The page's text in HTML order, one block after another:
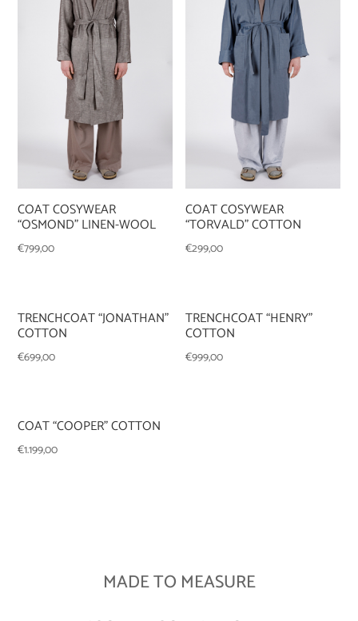
COAT COSYWEAR
“OSMOND” LINEN-WOOL
€799,00
COAT COSYWEAR
“TORVALD” COTTON
€299,00
TRENCHCOAT “JONATHAN”
COTTON
€699,00
TRENCHCOAT “HENRY”
COTTON
€999,00
COAT “COOPER” COTTON
€1.199,00
MADE TO MEASURE